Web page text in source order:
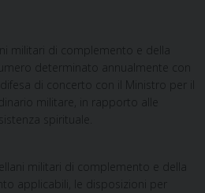
militari di complemento e della
determinato annualmente con
di concerto con il Ministro per il
militare, in rapporto alle
spirituale.
militari di complemento e della
applicabili, le disposizioni per